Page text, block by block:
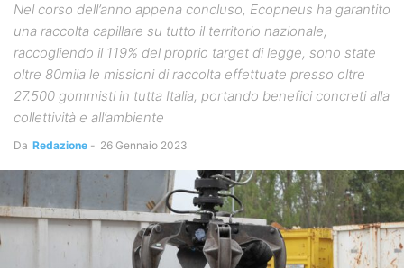
Nel corso dell’anno appena concluso, Ecopneus ha garantito
una raccolta capillare su tutto il territorio nazionale,
raccogliendo il 119% del proprio target di legge, sono state
oltre 80mila le missioni di raccolta effettuate presso oltre
27.500 gommisti in tutta Italia, portando benefici concreti alla
collettività e all’ambiente
Da Redazione - 26 Gennaio 2023